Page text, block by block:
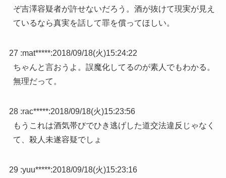
ぞ吉澤容疑者が許せないだろう。酒が抜けて現実が見え
ているなら真実を話して罪を償ってほしい。
27 :mat*****:2018/09/18(火)15:24:22
ちゃんと言おうよ。誤魔化してるのが素人でもわかる。
無理だって。
28 :rac*****:2018/09/18(火)15:23:56
もうこれは酒気帯びでひき逃げした道交法違反じゃなく
て、殺人未遂容疑でしょ
29 :yuu*****:2018/09/18(火)15:23:16